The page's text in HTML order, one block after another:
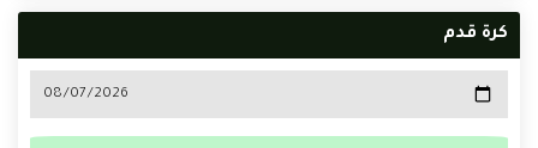
كرة قدم